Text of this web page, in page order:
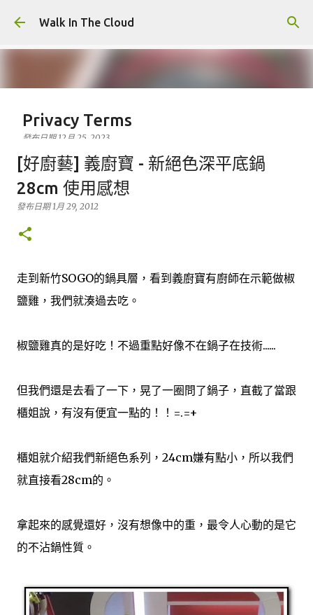
跳到主要內容
Walk In The Cloud
Privacy Terms
發布日期12月 25, 2023
Who We Are At Walk In The Cloud, we are committed to
maintaining the trust and confidence of all visitors to
our web site. In particular, we want you to know that
Walk In The Cloud is not in the business of selling,
renting or trading email lists with other companies and
businesses for marketing purposes. In this Privacy
and why we collect personal information, how we use
to others, and how we keep it secure. We take your
visitors and users of Walk In The Cloud with a safe and
computer. Cookies are used to provide our system with
the basic information to provide the services you are
When someone v...
[好廚藝] 義廚寶 - 新絕色深平底鍋
28cm 使用感想
發布日期1月 29, 2012
走到新竹SOGO的鍋具層，看到義廚寶有廚師在示範做椒
鹽雞，我們就湊過去吃。
椒鹽雞真的是好吃！不過重點好像不在鍋子在技術......
但我們還是去看了一下，晃了一圈問了鍋子，直截了當跟
櫃姐說，有沒有便宜一點的！！=.=+
櫃姐就介紹我們新絕色系列，24cm嫌有點小，所以我們
就直接看28cm的。
拿起來的感覺還好，沒有想像中的重，最令人心動的是它
的不沾鍋性質。